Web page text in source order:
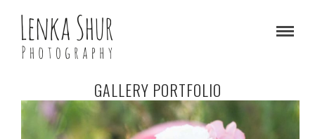
GALLERY PORTFOLIO